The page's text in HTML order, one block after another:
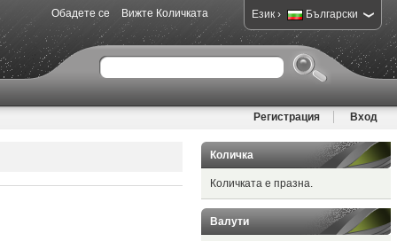
Език› Български
Обадете се Вижте Количката
Регистрация Вход
Количка
Количката е празна.
Валути